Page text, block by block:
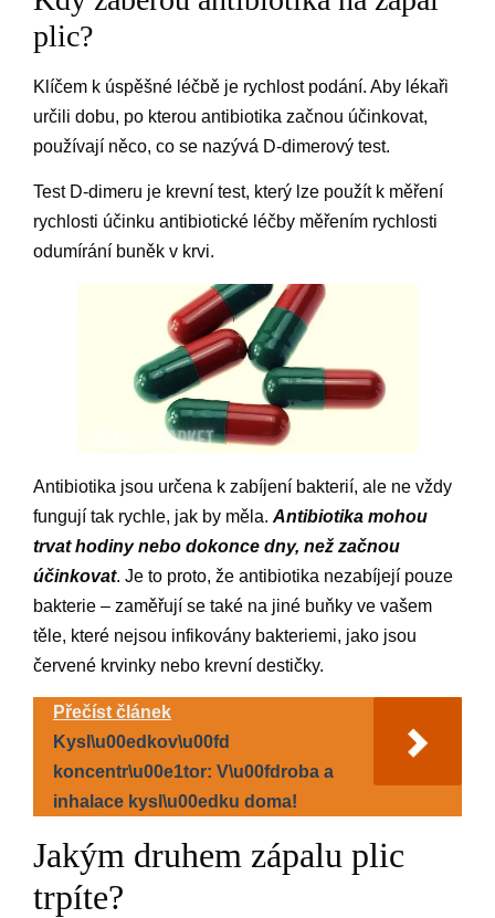
plic?
Klíčem k úspěšné léčbě je rychlost podání. Aby lékaři
určili dobu, po kterou antibiotika začnou účinkovat,
používají něco, co se nazývá D-dimerový test.
Test D-dimeru je krevní test, který lze použít k měření
rychlosti účinku antibiotické léčby měřením rychlosti
odumírání buněk v krvi.
Antibiotika jsou určena k zabíjení bakterií, ale ne vždy
fungují tak rychle, jak by měla.Antibiotika mohou
trvat hodiny nebo dokonce dny, než začnou
účinkovat. Je to proto, že antibiotika nezabíjejí pouze
bakterie – zaměřují se také na jiné buňky ve vašem
těle, které nejsou infikovány bakteriemi, jako jsou
červené krvinky nebo krevní destičky.
Přečíst článek
Kysl\u00edkov\u00fd
koncentr\u00e1tor: V\u00fdroba a
inhalace kysl\u00edku doma!
Jakým druhem zápalu plic
trpíte?